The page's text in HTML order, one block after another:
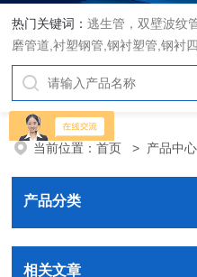
热门关键词：逃生管，双壁波纹
磨管道,衬塑钢管,钢衬塑管,钢衬
当前位置：首页 > 产品中心
产品分类
相关文章